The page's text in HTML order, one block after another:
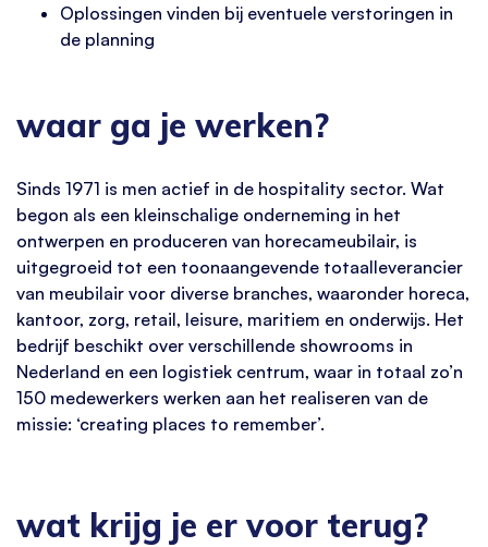
Oplossingen vinden bij eventuele verstoringen in
de planning
waar ga je werken?
Sinds 1971 is men actief in de hospitality sector. Wat
begon als een kleinschalige onderneming in het
ontwerpen en produceren van horecameubilair, is
uitgegroeid tot een toonaangevende totaalleverancier
van meubilair voor diverse branches, waaronder horeca,
kantoor, zorg, retail, leisure, maritiem en onderwijs. Het
bedrijf beschikt over verschillende showrooms in
Nederland en een logistiek centrum, waar in totaal zo’n
150 medewerkers werken aan het realiseren van de
missie: ‘creating places to remember’.
wat krijg je er voor terug?